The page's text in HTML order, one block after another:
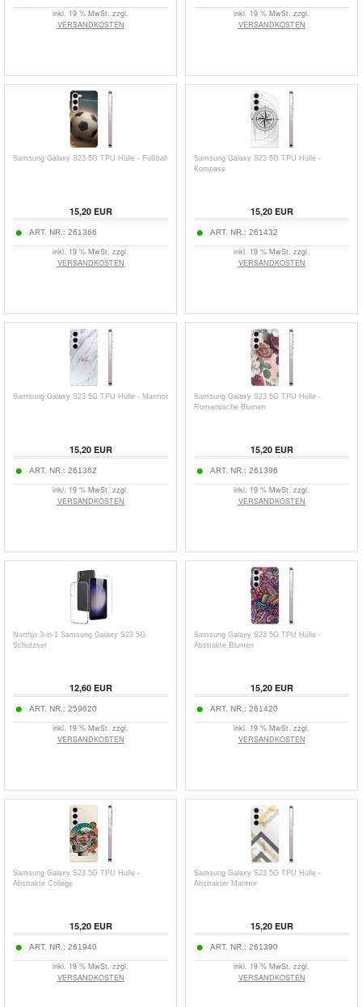
inkl. 19 % MwSt. zzgl.
VERSANDKOSTEN
inkl. 19 % MwSt. zzgl.
VERSANDKOSTEN
Samsung Galaxy S23 5G TPU Hülle - Fußball
15,20EUR
ART. NR.: 261366
inkl. 19 % MwSt. zzgl.
VERSANDKOSTEN
Samsung Galaxy S23 5G TPU Hülle -
Kompass
15,20EUR
ART. NR.: 261432
inkl. 19 % MwSt. zzgl.
VERSANDKOSTEN
Samsung Galaxy S23 5G TPU Hülle - Marmor
15,20EUR
ART. NR.: 261362
inkl. 19 % MwSt. zzgl.
VERSANDKOSTEN
Samsung Galaxy S23 5G TPU Hülle -
Romantische Blumen
15,20EUR
ART. NR.: 261396
inkl. 19 % MwSt. zzgl.
VERSANDKOSTEN
Northjo 3-in-1 Samsung Galaxy S23 5G
Schutzset
12,60EUR
ART. NR.: 259620
inkl. 19 % MwSt. zzgl.
VERSANDKOSTEN
Samsung Galaxy S23 5G TPU Hülle -
Abstrakte Blumen
15,20EUR
ART. NR.: 261420
inkl. 19 % MwSt. zzgl.
VERSANDKOSTEN
Samsung Galaxy S23 5G TPU Hülle -
Abstrakte Collage
15,20EUR
ART. NR.: 261940
inkl. 19 % MwSt. zzgl.
VERSANDKOSTEN
Samsung Galaxy S23 5G TPU Hülle -
Abstrakter Marmor
15,20EUR
ART. NR.: 261390
inkl. 19 % MwSt. zzgl.
VERSANDKOSTEN